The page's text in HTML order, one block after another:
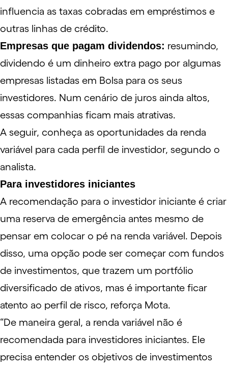
influencia as taxas cobradas em empréstimos e
outras linhas de crédito.
Empresas que pagam dividendos: resumindo,
dividendo é um dinheiro extra pago por algumas
empresas listadas em Bolsa para os seus
investidores. Num cenário de juros ainda altos,
essas companhias ficam mais atrativas.
A seguir, conheça as oportunidades da renda
variável para cada perfil de investidor, segundo o
analista.
Para investidores iniciantes
A recomendação para o investidor iniciante é criar
uma reserva de emergência antes mesmo de
pensar em colocar o pé na renda variável. Depois
disso, uma opção pode ser começar com fundos
de investimentos, que trazem um portfólio
diversificado de ativos, mas é importante ficar
atento ao perfil de risco, reforça Mota.
“De maneira geral, a renda variável não é
recomendada para investidores iniciantes. Ele
precisa entender os objetivos de investimentos